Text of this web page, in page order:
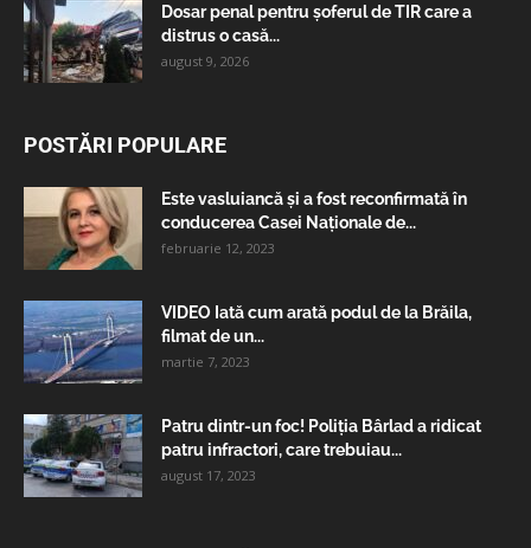
Dosar penal pentru șoferul de TIR care a
distrus o casă...
august 9, 2026
POSTĂRI POPULARE
Este vasluiancă și a fost reconfirmată în
conducerea Casei Naționale de...
februarie 12, 2023
VIDEO Iată cum arată podul de la Brăila,
filmat de un...
martie 7, 2023
Patru dintr-un foc! Poliția Bârlad a ridicat
patru infractori, care trebuiau...
august 17, 2023